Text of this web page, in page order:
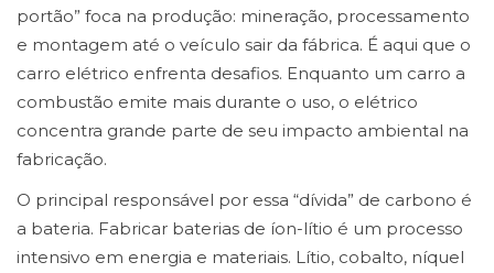
portão” foca na produção: mineração, processamento
e montagem até o veículo sair da fábrica. É aqui que o
carro elétrico enfrenta desafios. Enquanto um carro a
combustão emite mais durante o uso, o elétrico
concentra grande parte de seu impacto ambiental na
fabricação.
O principal responsável por essa “dívida” de carbono é
a bateria. Fabricar baterias de íon-lítio é um processo
intensivo em energia e materiais. Lítio, cobalto, níquel